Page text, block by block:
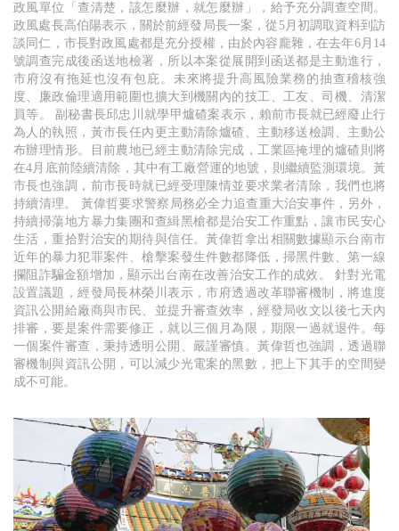
政風單位「查清楚，該怎麼辦，就怎麼辦」，給予充分調查空間。
政風處長高伯陽表示，關於前經發局長一案，從5月初調取資料到訪
談同仁，市長對政風處都是充分授權，由於內容龐雜，在去年6月14
號調查完成後函送地檢署，所以本案從展開到函送都是主動進行，
市府沒有拖延也沒有包庇。未來將提升高風險業務的抽查稽核強
度、廉政倫理適用範圍也擴大到機關內的技工、工友、司機、清潔
員等。 副秘書長邱忠川就學甲爐碴案表示，賴前市長就已經廢止行
為人的執照，黃市長任內更主動清除爐碴、主動移送檢調、主動公
布辦理情形。目前農地已經主動清除完成，工業區掩埋的爐碴則將
在4月底前陸續清除，其中有工廠營運的地號，則繼續監測環境。黃
市長也強調，前市長時就已經受理陳情並要求業者清除，我們也將
持續清理。 黃偉哲要求警察局務必全力追查重大治安事件，另外，
持續掃蕩地方暴力集團和查緝黑槍都是治安工作重點，讓市民安心
生活，重拾對治安的期待與信任。黃偉哲拿出相關數據顯示台南市
近年的暴力犯罪案件、槍擊案發生件數都降低，掃黑件數、第一線
攔阻詐騙金額增加，顯示出台南在改善治安工作的成效。 針對光電
設置議題，經發局長林榮川表示，市府透過改革聯審機制，將進度
資訊公開給廠商與市民、並提升審查效率，經發局收文以後七天內
排審，要是案件需要修正，就以三個月為限，期限一過就退件。每
一個案件審查，秉持透明公開、嚴謹審慎。黃偉哲也強調，透過聯
審機制與資訊公開，可以減少光電案的黑數，把上下其手的空間變
成不可能。